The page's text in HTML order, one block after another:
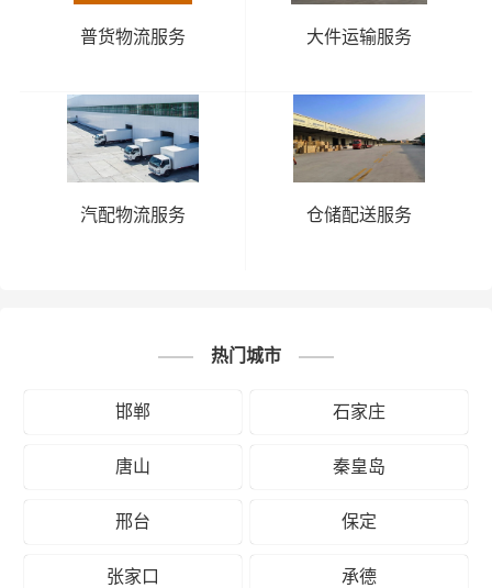
普货物流服务 大件运输服务
汽配物流服务 仓储配送服务
热门城市
邯郸 石家庄
唐山 秦皇岛
邢台 保定
张家口 承德